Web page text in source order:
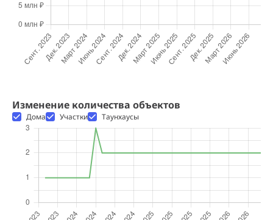
Изменение количества объектов
Дома Участки Таунхаусы